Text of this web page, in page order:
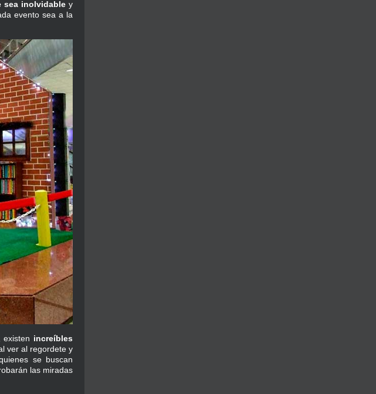
sea inolvidable y
evento sea a la
existen increíbles
ver al regordete y
se buscan
las miradas